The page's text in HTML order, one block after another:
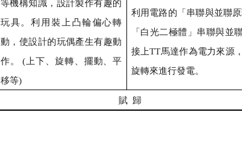
等機構知識，設計製作有趣的
玩具。利用裝上凸輪偏心轉
動，使設計的玩偶產生有趣動
作。
( 上下、旋轉、擺動、平
移等)
利用電路的「串聯與並聯
「白光二極體」串聯與並
接上TT馬達作為電力來源
旋轉來進行發電。
賦 歸